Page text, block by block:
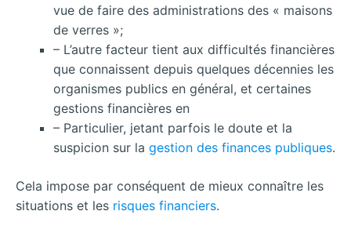
vue de faire des administrations des « maisons
de verres »;
– L’autre facteur tient aux difficultés financières
que connaissent depuis quelques décennies les
organismes publics en général, et certaines
gestions financières en
– Particulier, jetant parfois le doute et la
suspicion sur la gestion des finances publiques.
Cela impose par conséquent de mieux connaître les
situations et les risques financiers.